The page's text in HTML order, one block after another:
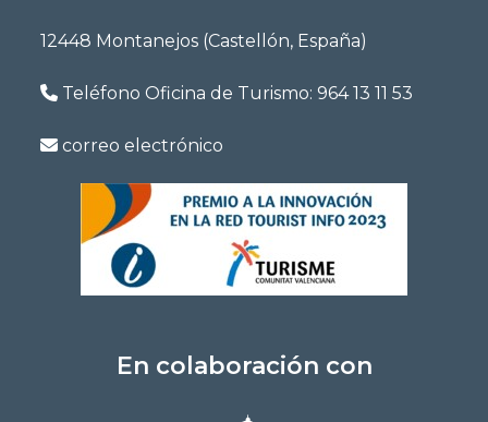
12448 Montanejos (Castellón, España)
Teléfono Oficina de Turismo: 964 13 11 53
correo electrónico
En colaboración con